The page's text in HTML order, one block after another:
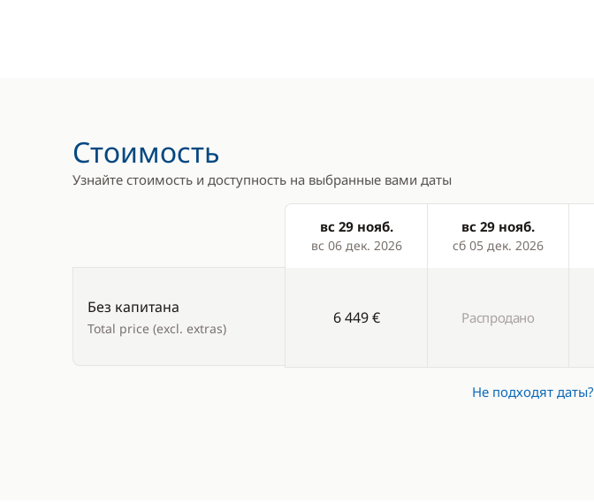
Стол в кокпите
Холодильник
Стоимость
Узнайте стоимость и доступность на выбранные вами даты
Products
вс 29 нояб.
вс 06 дек. 2026
вс 29 нояб.
сб 05 дек. 2026
Без капитана
Total price (excl. extras)
6 449 € Распродано
Не подходят даты?